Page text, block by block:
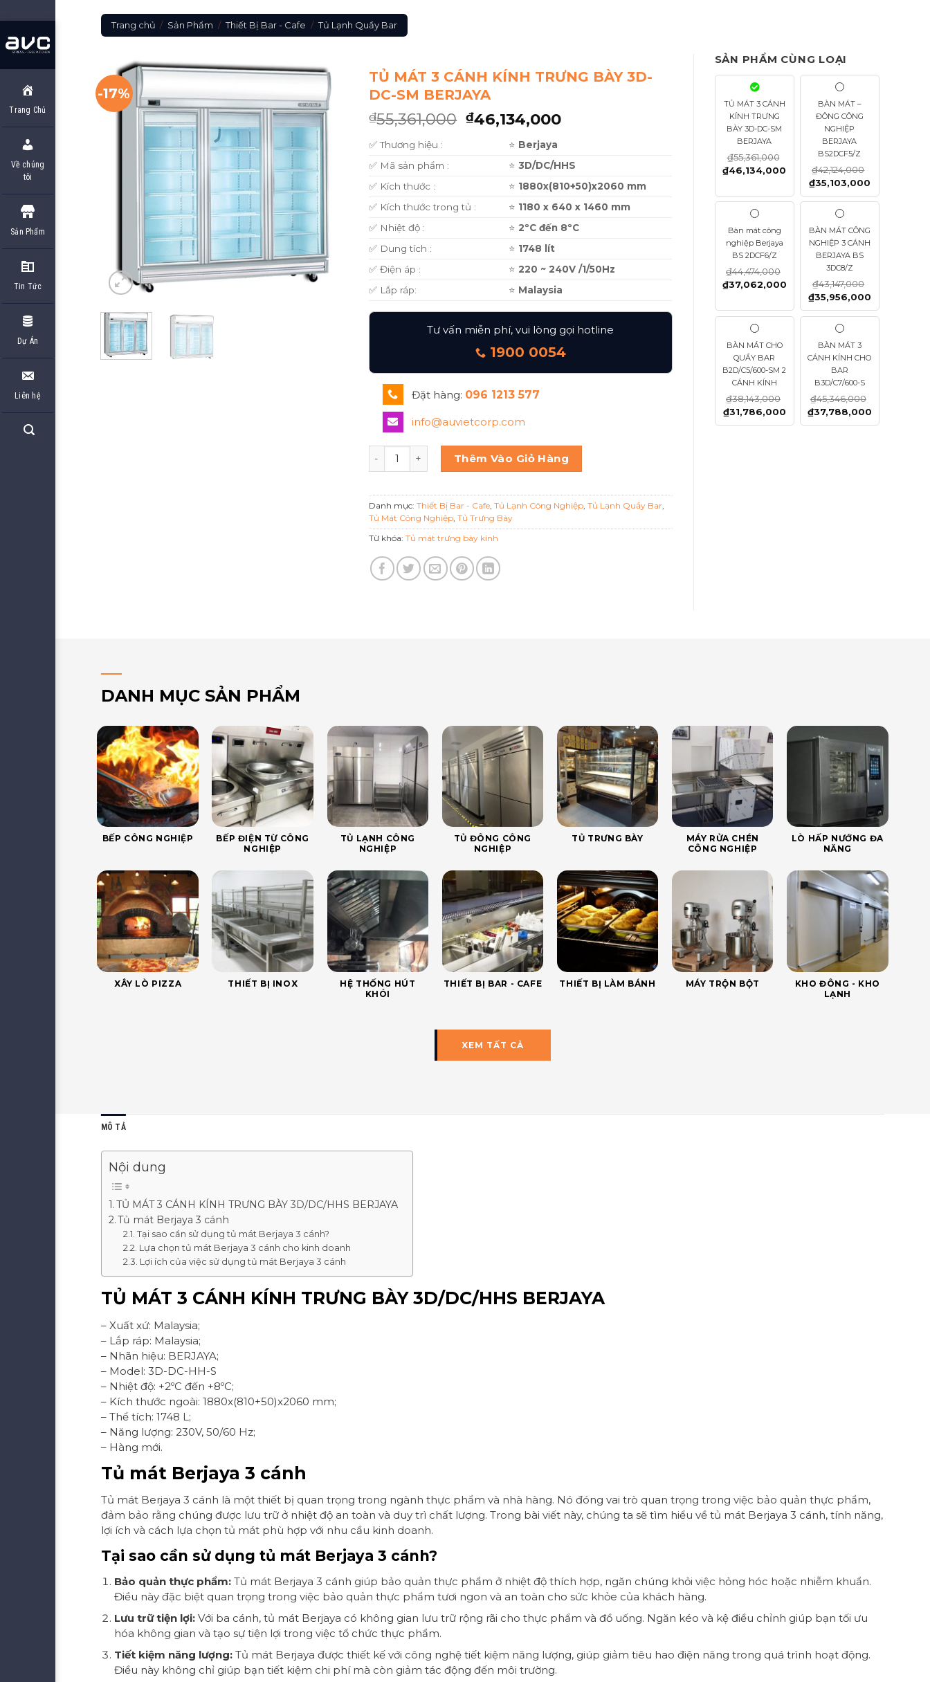
to
content
Trang Chủ
Về chúng
tôi
Sản Phẩm
Tin Tức
Dự Án
Liên hệ
Trang chủ / Sản Phẩm / Thiết Bị Bar - Cafe / Tủ Lạnh Quầy Bar
-17%
TỦ MÁT 3 CÁNH KÍNH TRƯNG BÀY 3D-
DC-SM BERJAYA
₫55,361,000 ₫46,134,000
✅ Thương hiệu : ⭐ Berjaya
✅ Mã sản phẩm :
⭐ 3D/DC/HHS
✅ Kích thước :
⭐ 1880x(810+50)x2060 mm
✅ Kích thước trong tủ :
⭐ 1180 x 640 x 1460 mm
✅ Nhiệt độ :
⭐ 2ºC đến 8ºC
✅ Dung tích :
⭐ 1748 lít
✅ Điện áp :
⭐ 220 ~ 240V /1/50Hz
✅ Lắp ráp:
⭐ Malaysia
Tư vấn miễn phí, vui lòng gọi hotline
1900 0054
Đặt hàng: 096 1213 577
info@auvietcorp.com
TỦ MÁT 3 CÁNH KÍNH TRƯNG BÀY 3D-DC-SM BERJAYA số lượng
Thêm Vào Giỏ Hàng
Danh mục:Thiết Bị Bar - Cafe,Tủ Lạnh Công Nghiệp,Tủ Lạnh Quầy Bar,
Tủ Mát Công Nghiệp,Tủ Trưng Bày
Từ khóa:Tủ mát trưng bày kính
SẢN PHẨM CÙNG LOẠI
TỦ MÁT 3 CÁNH
KÍNH TRƯNG
BÀY 3D-DC-SM
BERJAYA
₫55,361,000
₫46,134,000
BÀN MÁT –
ĐÔNG CÔNG
NGHIỆP
BERJAYA
BS2DCF5/Z
₫42,124,000
₫35,103,000
Bàn mát công
nghiệp Berjaya
BS 2DCF6/Z
₫44,474,000
₫37,062,000
BÀN MÁT CÔNG
NGHIỆP 3 CÁNH
BERJAYA BS
3DC8/Z
₫43,147,000
₫35,956,000
BÀN MÁT CHO
QUẦY BAR
B2D/C5/600-SM 2
CÁNH KÍNH
₫38,143,000
₫31,786,000
BÀN MÁT 3
CÁNH KÍNH CHO
BAR
B3D/C7/600-S
₫45,346,000
₫37,788,000
DANH MỤC SẢN PHẨM
BẾP CÔNG NGHIỆP
BẾP ĐIỆN TỪ CÔNG
NGHIỆP
TỦ LẠNH CÔNG
NGHIỆP
TỦ ĐÔNG CÔNG
NGHIỆP
TỦ TRƯNG BÀY
MÁY RỬA CHÉN
CÔNG NGHIỆP
LÒ HẤP NƯỚNG ĐA
NĂNG
XÂY LÒ PIZZA THIẾT BỊ INOX
HỆ THỐNG HÚT
KHÓI
THIẾT BỊ BAR - CAFE THIẾT BỊ LÀM BÁNH MÁY TRỘN BỘT
KHO ĐÔNG - KHO
LẠNH
XEM TẤT CẢ
MÔ TẢ
Nội dung
TỦ MÁT 3 CÁNH KÍNH TRƯNG BÀY 3D/DC/HHS BERJAYA
Tủ mát Berjaya 3 cánh
Tại sao cần sử dụng tủ mát Berjaya 3 cánh?
Lựa chọn tủ mát Berjaya 3 cánh cho kinh doanh
Lợi ích của việc sử dụng tủ mát Berjaya 3 cánh
TỦ MÁT 3 CÁNH KÍNH TRƯNG BÀY 3D/DC/HHS BERJAYA
– Xuất xứ: Malaysia;
– Lắp ráp: Malaysia;
– Nhãn hiệu: BERJAYA;
– Model: 3D-DC-HH-S
– Nhiệt độ: +2ºC đến +8ºC;
– Kích thước ngoài: 1880x(810+50)x2060 mm;
– Thể tích: 1748 L;
– Năng lượng: 230V, 50/60 Hz;
– Hàng mới.
Tủ mát Berjaya 3 cánh
Tủ mát Berjaya 3 cánh là một thiết bị quan trọng trong ngành thực phẩm và nhà hàng. Nó đóng vai trò quan trọng trong việc bảo quản thực phẩm,
đảm bảo rằng chúng được lưu trữ ở nhiệt độ an toàn và duy trì chất lượng. Trong bài viết này, chúng ta sẽ tìm hiểu về tủ mát Berjaya 3 cánh, tính năng,
lợi ích và cách lựa chọn tủ mát phù hợp với nhu cầu kinh doanh.
Tại sao cần sử dụng tủ mát Berjaya 3 cánh?
Bảo quản thực phẩm: Tủ mát Berjaya 3 cánh giúp bảo quản thực phẩm ở nhiệt độ thích hợp, ngăn chúng khỏi việc hỏng hóc hoặc nhiễm khuẩn.
Điều này đặc biệt quan trọng trong việc bảo quản thực phẩm tươi ngon và an toàn cho sức khỏe của khách hàng.
Lưu trữ tiện lợi: Với ba cánh, tủ mát Berjaya có không gian lưu trữ rộng rãi cho thực phẩm và đồ uống. Ngăn kéo và kệ điều chỉnh giúp bạn tối ưu
hóa không gian và tạo sự tiện lợi trong việc tổ chức thực phẩm.
Tiết kiệm năng lượng: Tủ mát Berjaya được thiết kế với công nghệ tiết kiệm năng lượng, giúp giảm tiêu hao điện năng trong quá trình hoạt động.
Điều này không chỉ giúp bạn tiết kiệm chi phí mà còn giảm tác động đến môi trường.